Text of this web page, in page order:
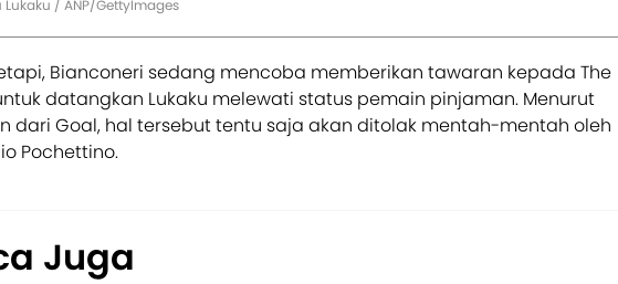
Lukaku / ANP/GettyImages
Bianconeri sedang mencoba memberikan tawaran kepada The
datangkan Lukaku melewati status pemain pinjaman. Menurut
dari Goal, hal tersebut tentu saja akan ditolak mentah-mentah oleh
Pochettino.
Juga